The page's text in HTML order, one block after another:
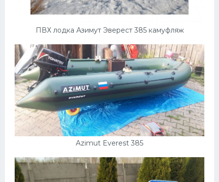
ПВХ лодка Азимут Эверест 385 камуфляж
Azimut Everest 385